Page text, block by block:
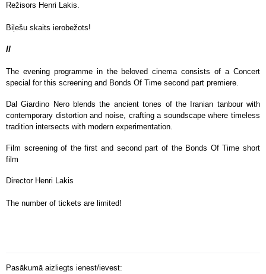
Režisors Henri Lakis.
Biļešu skaits ierobežots!
//
The evening programme in the beloved cinema consists of a Concert
special for this screening and Bonds Of Time second part premiere.
Dal Giardino Nero blends the ancient tones of the Iranian tanbour with
contemporary distortion and noise, crafting a soundscape where timeless
tradition intersects with modern experimentation.
Film screening of the first and second part of the Bonds Of Time short
film
Director Henri Lakis
The number of tickets are limited!
Pasākumā aizliegts ienest/ievest: